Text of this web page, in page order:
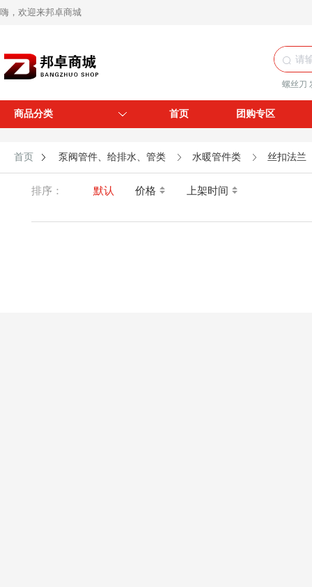
嗨，欢迎来邦卓商城
螺丝刀
商品分类 首页 团购专区
首页 泵阀管件、给排水、管类 水暖管件类 丝扣法兰
排序： 默认 价格 上架时间